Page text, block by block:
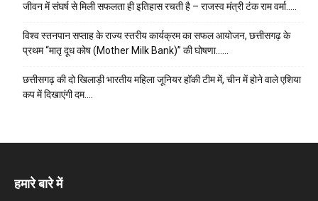
जीवन में संघर्ष से मिली सफलता ही इतिहास रचती है – राजस्व मंत्री टंक राम वर्मा…..
विश्व स्तनपान सप्ताह के राज्य स्तरीय कार्यक्रम का सफल आयोजन, छत्तीसगढ़ के
प्रथम “मातृ दूध कोष (Mother Milk Bank)” की घोषणा……
छत्तीसगढ़ की दो खिलाड़ी भारतीय महिला जूनियर हॉकी टीम में, चीन में होने वाले एशिया
कप में दिखाएंगी दम….
हमारे बारे में